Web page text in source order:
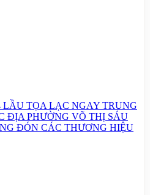
TỌA LẠC NGAY TRUNG
ĐỊA PHƯỜNG VÕ THỊ SÁU
ĐÓN CÁC THƯƠNG HIỆU